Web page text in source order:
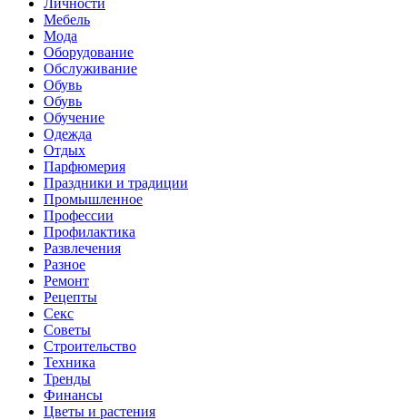
Мебель
Мода
Оборудование
Обслуживание
Обувь
Обувь
Обучение
Одежда
Отдых
Парфюмерия
Праздники и традиции
Промышленное
Профессии
Профилактика
Развлечения
Разное
Ремонт
Рецепты
Секс
Советы
Строительство
Техника
Тренды
Финансы
Цветы и растения